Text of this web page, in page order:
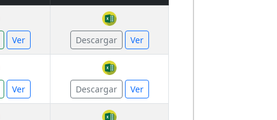
Ver Descargar Ver
Ver Descargar Ver